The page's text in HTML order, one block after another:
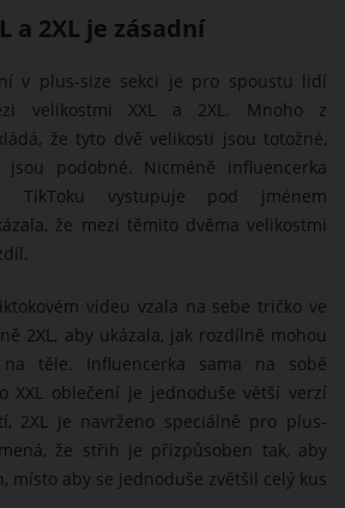
a 2XL je zásadní
v plus-size sekci je pro spoustu lidí
velikostmi XXL a 2XL. Mnoho z
že tyto dvě velikosti jsou totožné,
podobné. Nicméně influencerka
TikToku vystupuje pod jménem
že mezi těmito dvěma velikostmi
videu vzala na sebe tričko ve
2XL, aby ukázala, jak rozdílně mohou
těle. Influencerka sama na sobě
XXL oblečení je jednoduše větší verzí
2XL je navrženo speciálně pro plus-
že střih je přizpůsoben tak, aby
místo aby se jednoduše zvětšil celý kus